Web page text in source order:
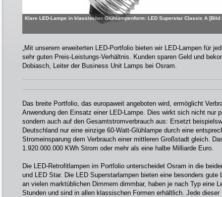
Klare LED-Lampe in klassischer Glühlampenform: LED Superstar Classic A
„Mit unserem erweiterten LED-Portfolio bieten wir LED-Lampen für
sehr guten Preis-Leistungs-Verhältnis. Kunden sparen Geld und
Dobiasch, Leiter der Business Unit Lamps bei Osram.
Das breite Portfolio, das europaweit angeboten wird, ermöglicht
Anwendung den Einsatz einer LED-Lampe. Dies wirkt sich nicht nur
sondern auch auf den Gesamtstrom­verbrauch aus: Ersetzt
Deutschland nur eine einzige 60-Watt-Glühlampe durch eine
Stromeinsparung dem Verbrauch einer mittleren Großstadt gleich.
1.920.000.000 KWh Strom oder mehr als eine halbe Milliarde Euro.
Die LED-Retrofitlampen im Portfolio unterscheidet Osram in die
und LED Star. Die LED Superstarlampen bieten eine besonders
an vielen marktüblichen Dimmern dimmbar, haben je nach Typ eine
Stunden und sind in allen klassischen Formen erhältlich. Jede dieser